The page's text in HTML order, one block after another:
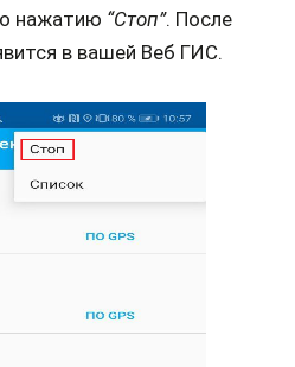
нажатию “Стоп”. После
в вашей Веб ГИС.